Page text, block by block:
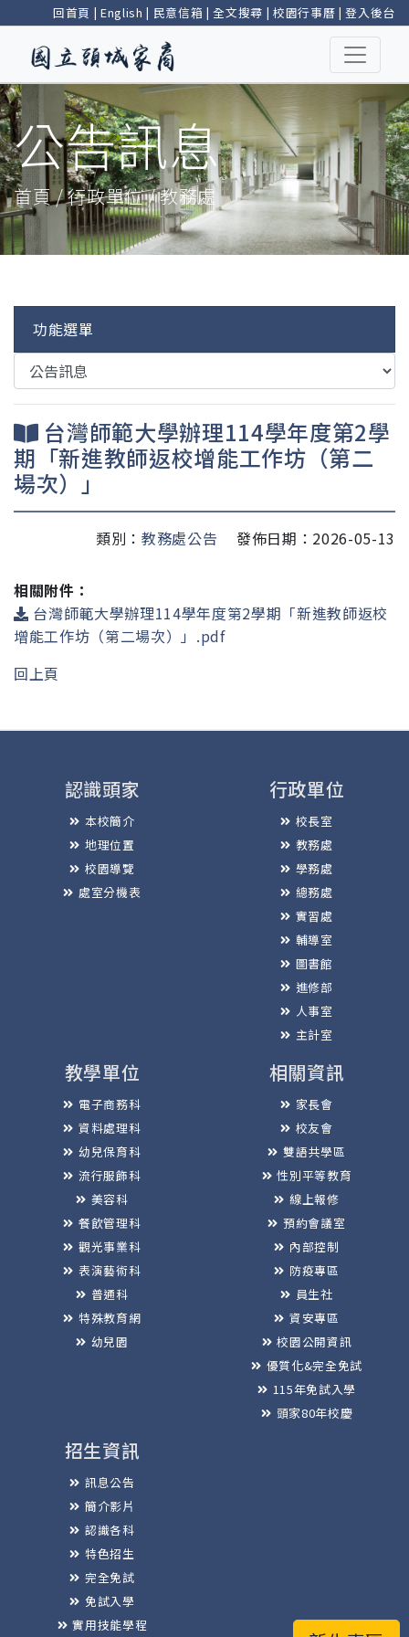
回首頁 | English | 民意信箱 |全文搜尋 | 校園行事曆 |登入後台
公告訊息
首頁 / 行政單位 / 教務處
功能選單
台灣師範大學辦理114學年度第2學
期「新進教師返校增能工作坊（第二
場次）」
類別： 教務處公告 發佈日期：2026-05-13
相關附件：
台灣師範大學辦理114學年度第2學期「新進教師返校
增能工作坊（第二場次）」.pdf
回上頁
認識頭家
本校簡介
地理位置
校園導覽
處室分機表
行政單位
校長室
教務處
學務處
總務處
實習處
輔導室
圖書館
進修部
人事室
主計室
教學單位
電子商務科
資料處理科
幼兒保育科
流行服飾科
美容科
餐飲管理科
觀光事業科
表演藝術科
普通科
特殊教育網
幼兒園
相關資訊
家長會
校友會
雙語共學區
性別平等教育
線上報修
預約會議室
內部控制
防疫專區
員生社
資安專區
校園公開資訊
優質化&完全免試
115年免試入學
頭家80年校慶
招生資訊
訊息公告
簡介影片
認識各科
特色招生
完全免試
免試入學
實用技能學程